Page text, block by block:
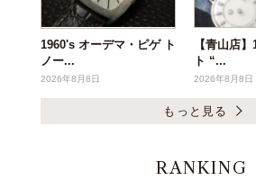
1960's オーデマ・ピゲ ト
ノー...
2026年8月8日
【青山店
ト “...
2026年8月8日
もっと見る
RANKING